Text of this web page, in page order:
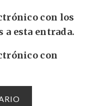
con los
esta entrada.
con